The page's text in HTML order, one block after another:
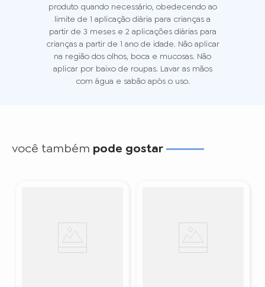
produto quando necessário, obedecendo ao
limite de 1 aplicação diária para crianças a
partir de 3 meses e 2 aplicações diárias para
crianças a partir de 1 ano de idade. Não aplicar
na região dos olhos, boca e mucosas. Não
aplicar por baixo de roupas. Lavar as mãos
com água e sabão após o uso.
você também pode gostar